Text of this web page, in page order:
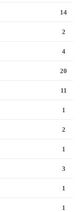
14
2
4
20
11
1
2
1
3
1
1